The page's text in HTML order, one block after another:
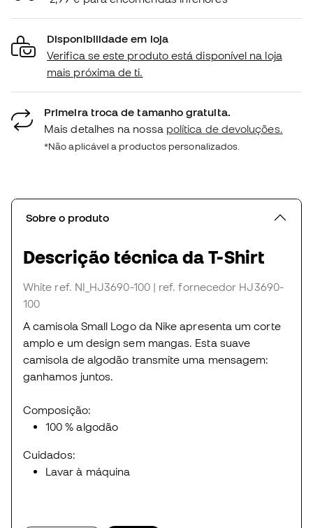
Disponibilidade em loja
Verifica se este produto está disponível na loja
mais próxima de ti.
Primeira troca de tamanho gratuita.
Mais detalhes na nossa política de devoluções.
*Não aplicável a productos personalizados.
Sobre o produto
Descrição técnica da T-Shirt
White ref. NI_HJ3690-100 | ref. fornecedor HJ3690-
100
A camisola Small Logo da Nike apresenta um corte
amplo e um design sem mangas. Esta suave
camisola de algodão transmite uma mensagem:
ganhamos juntos.
Composição:
100 % algodão
Cuidados:
Lavar à máquina